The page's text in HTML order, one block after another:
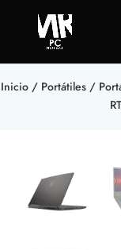
Inicio/ Portátiles/